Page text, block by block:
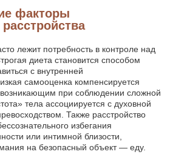
факторы
лежит потребность в контроле над
диета становится способом
с внутренней
самооценка компенсируется
возникающим при соблюдении сложной
тела ассоциируется с духовной
Также расстройство
избегания
или интимной близости,
на безопасный объект — еду.